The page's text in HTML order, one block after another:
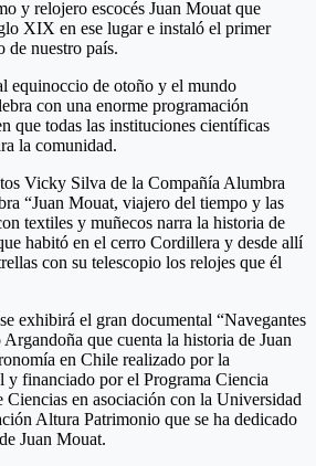
y relojero escocés Juan Mouat que
XIX en ese lugar e instaló el primer
de nuestro país.
equinoccio de otoño y el mundo
con una enorme programación
que todas las instituciones científicas
la comunidad.
Vicky Silva de la Compañía Alumbra
“Juan Mouat, viajero del tiempo y las
textiles y muñecos narra la historia de
habitó en el cerro Cordillera y desde allí
con su telescopio los relojes que él
exhibirá el gran documental “Navegantes
que cuenta la historia de Juan
en Chile realizado por la
y financiado por el Programa Ciencia
en asociación con la Universidad
Altura Patrimonio que se ha dedicado
Juan Mouat.